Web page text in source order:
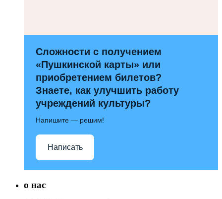
Сложности с получением
«Пушкинской карты» или
приобретением билетов?
Знаете, как улучшить работу
учреждений культуры?
Напишите — решим!
Написать
о нас